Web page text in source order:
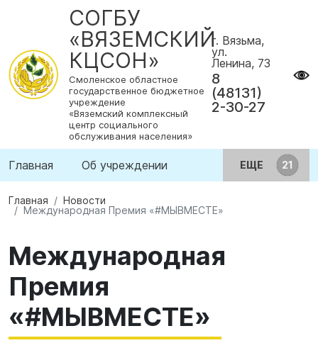
СОГБУ
«ВЯЗЕМСКИЙ
КЦСОН»
Смоленское областное
государственное бюджетное
учреждение
«Вяземский комплексный
центр социального
обслуживания населения»
г. Вязьма,
ул.
Ленина, 73
8
(48131)
2-30-27
Главная Об учреждении ЕЩЕ
Главная
Новости
Международная Премия «#МЫВМЕСТЕ»
Международная
Премия
«#МЫВМЕСТЕ»